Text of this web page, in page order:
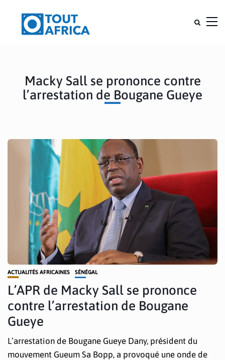
Macky Sall se prononce contre
l’arrestation de Bougane Gueye
ACTUALITÉS AFRICAINES SÉNÉGAL
L’APR de Macky Sall se prononce
contre l’arrestation de Bougane
Gueye
L’arrestation de Bougane Gueye Dany, président du
mouvement Gueum Sa Bopp, a provoqué une onde de